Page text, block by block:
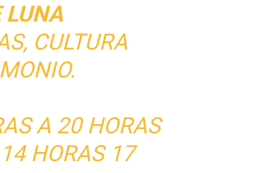
LUNA
CULTURA
A 20 HORAS
HORAS 17